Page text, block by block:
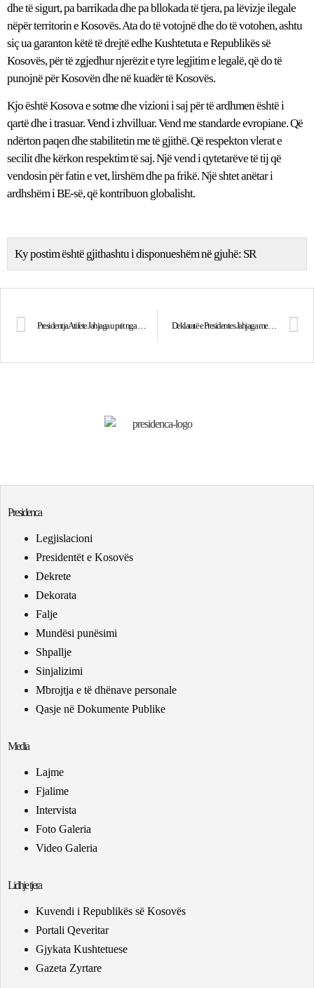
dhe të sigurt, pa barrikada dhe pa bllokada të tjera, pa lëvizje ilegale
nëpër territorin e Kosovës. Ata do të votojnë dhe do të votohen, ashtu
siç ua garanton këtë të drejtë edhe Kushtetuta e Republikës së
Kosovës, për të zgjedhur njerëzit e tyre legjitim e legalë, që do të
punojnë për Kosovën dhe në kuadër të Kosovës.
Kjo është Kosova e sotme dhe vizioni i saj për të ardhmen është i
qartë dhe i trasuar. Vend i zhvilluar. Vend me standarde evropiane. Që
ndërton paqen dhe stabilitetin me të gjithë. Që respekton vlerat e
secilit dhe kërkon respektim të saj. Një vend i qytetarëve të tij që
vendosin për fatin e vet, lirshëm dhe pa frikë. Një shtet anëtar i
ardhshëm i BE-së, që kontribuon globalisht.
Ky postim është gjithashtu i disponueshëm në gjuhë: SR
Deklaratë e Presidentes Jahjaga me rastin e fillimit të negociatave për MSA
Presidenca
Legjislacioni
Presidentët e Kosovës
Dekrete
Dekorata
Falje
Mundësi punësimi
Shpallje
Sinjalizimi
Mbrojtja e të dhënave personale
Qasje në Dokumente Publike
Media
Lajme
Fjalime
Intervista
Foto Galeria
Video Galeria
Lidhje tjera
Kuvendi i Republikës së Kosovës
Portali Qeveritar
Gjykata Kushtetuese
Gazeta Zyrtare